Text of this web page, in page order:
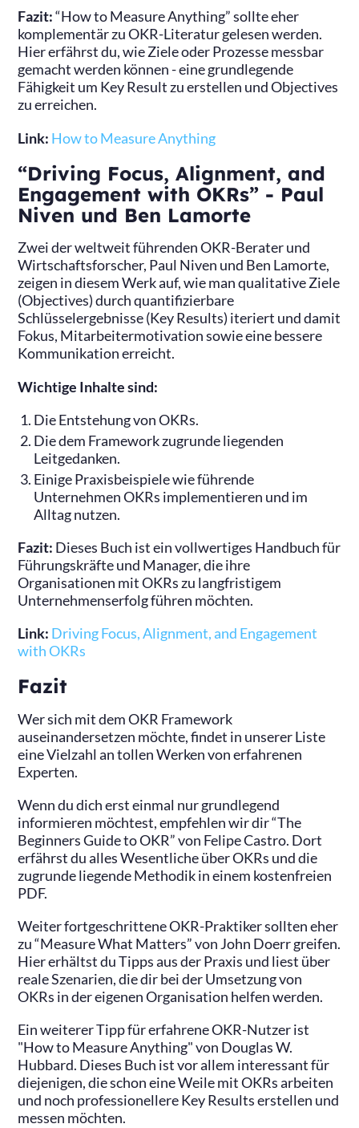
Fazit:“How to Measure Anything” sollte eher
komplementär zu OKR-Literatur gelesen werden.
Hier erfährst du, wie Ziele oder Prozesse messbar
gemacht werden können - eine grundlegende
Fähigkeit um Key Result zu erstellen und Objectives
zu erreichen.
Link: How to Measure Anything
“Driving Focus, Alignment, and
Engagement with OKRs” - Paul
Niven und Ben Lamorte
Zwei der weltweit führenden OKR-Berater und
Wirtschaftsforscher, Paul Niven und Ben Lamorte,
zeigen in diesem Werk auf, wie man qualitative Ziele
(Objectives) durch quantifizierbare
Schlüsselergebnisse (Key Results) iteriert und damit
Fokus, Mitarbeitermotivation sowie eine bessere
Kommunikation erreicht.
Wichtige Inhalte sind:
Die Entstehung von OKRs.
Die dem Framework zugrunde liegenden
Leitgedanken.
Einige Praxisbeispiele wie führende
Unternehmen OKRs implementieren und im
Alltag nutzen.
Fazit: Dieses Buch ist ein vollwertiges Handbuch für
Führungskräfte und Manager, die ihre
Organisationen mit OKRs zu langfristigem
Unternehmenserfolg führen möchten.
Link: Driving Focus, Alignment, and Engagement
with OKRs
Fazit
Wer sich mit dem OKR Framework
auseinandersetzen möchte, findet in unserer Liste
eine Vielzahl an tollen Werken von erfahrenen
Experten.
Wenn du dich erst einmal nur grundlegend
informieren möchtest, empfehlen wir dir “The
Beginners Guide to OKR” von Felipe Castro. Dort
erfährst du alles Wesentliche über OKRs und die
zugrunde liegende Methodik in einem kostenfreien
PDF.
Weiter fortgeschrittene OKR-Praktiker sollten eher
zu “Measure What Matters” von John Doerr greifen.
Hier erhältst du Tipps aus der Praxis und liest über
reale Szenarien, die dir bei der Umsetzung von
OKRs in der eigenen Organisation helfen werden.
Ein weiterer Tipp für erfahrene OKR-Nutzer ist
"How to Measure Anything" von Douglas W.
Hubbard. Dieses Buch ist vor allem interessant für
diejenigen, die schon eine Weile mit OKRs arbeiten
und noch professionellere Key Results erstellen und
messen möchten.